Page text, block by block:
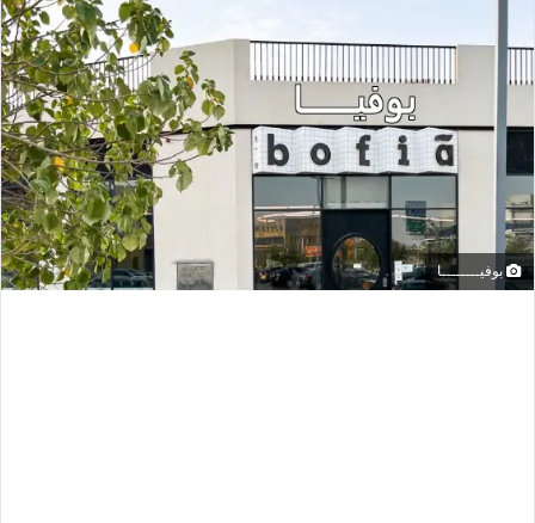
بوفيــــــــا